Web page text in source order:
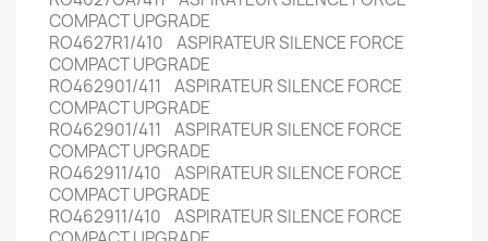
COMPACT UPGRADE
RO4627R1/410 ASPIRATEUR SILENCE FORCE
COMPACT UPGRADE
RO462901/411 ASPIRATEUR SILENCE FORCE
COMPACT UPGRADE
RO462901/411 ASPIRATEUR SILENCE FORCE
COMPACT UPGRADE
RO462911/410 ASPIRATEUR SILENCE FORCE
COMPACT UPGRADE
RO462911/410 ASPIRATEUR SILENCE FORCE